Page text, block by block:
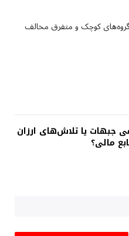
کوچک و متفرق مخالف
جبهات یا تلاش‌های ارزان
مالی؟